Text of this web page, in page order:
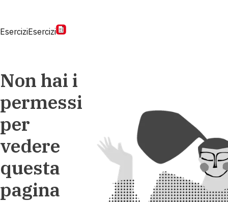
EserciziEsercizi
Non hai i
permessi
per
vedere
questa
pagina